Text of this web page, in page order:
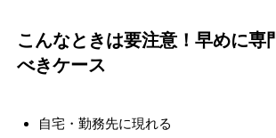
こんなときは要注意！早めに専
べきケース
自宅・勤務先に現れる